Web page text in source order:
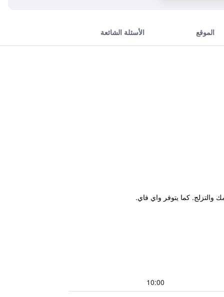
الموقع الأسئلة الشائعة
10:00